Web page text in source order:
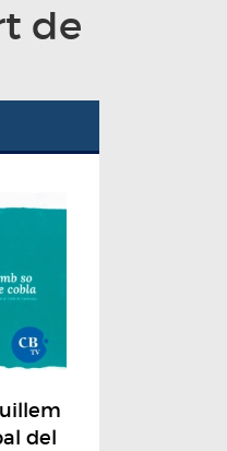
de
del